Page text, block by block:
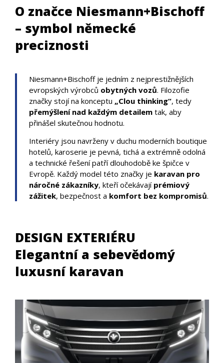
O značce Niesmann+Bischoff
– symbol německé
preciznosti
Niesmann+Bischoff je jedním z nejprestižnějších
evropských výrobců obytných vozů. Filozofie
značky stojí na konceptu „Clou thinking“, tedy
přemýšlení nad každým detailem tak, aby
přinášel skutečnou hodnotu.
Interiéry jsou navrženy v duchu moderních boutique
hotelů, karoserie je pevná, tichá a extrémně odolná
a technické řešení patří dlouhodobě ke špičce v
Evropě. Každý model této značky je karavan pro
náročné zákazníky, kteří očekávají prémiový
zážitek, bezpečnost a komfort bez kompromisů.
DESIGN EXTERIÉRU
Elegantní a sebevědomý
luxusní karavan